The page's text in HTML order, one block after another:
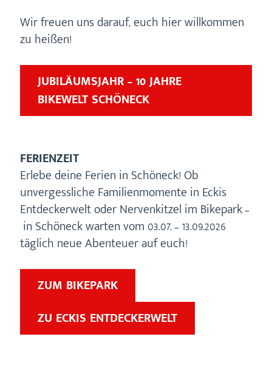
Wir freuen uns darauf, euch hier willkommen
zu heißen!
JUBILÄUMSJAHR – 10 JAHRE
BIKEWELT SCHÖNECK
FERIENZEIT
Erlebe deine Ferien in Schöneck! Ob
unvergessliche Familienmomente in Eckis
Entdeckerwelt oder Nervenkitzel im Bikepark –
in Schöneck warten vom 03.07. – 13.09.2026
täglich neue Abenteuer auf euch!
ZUM BIKEPARK
ZU ECKIS ENTDECKERWELT